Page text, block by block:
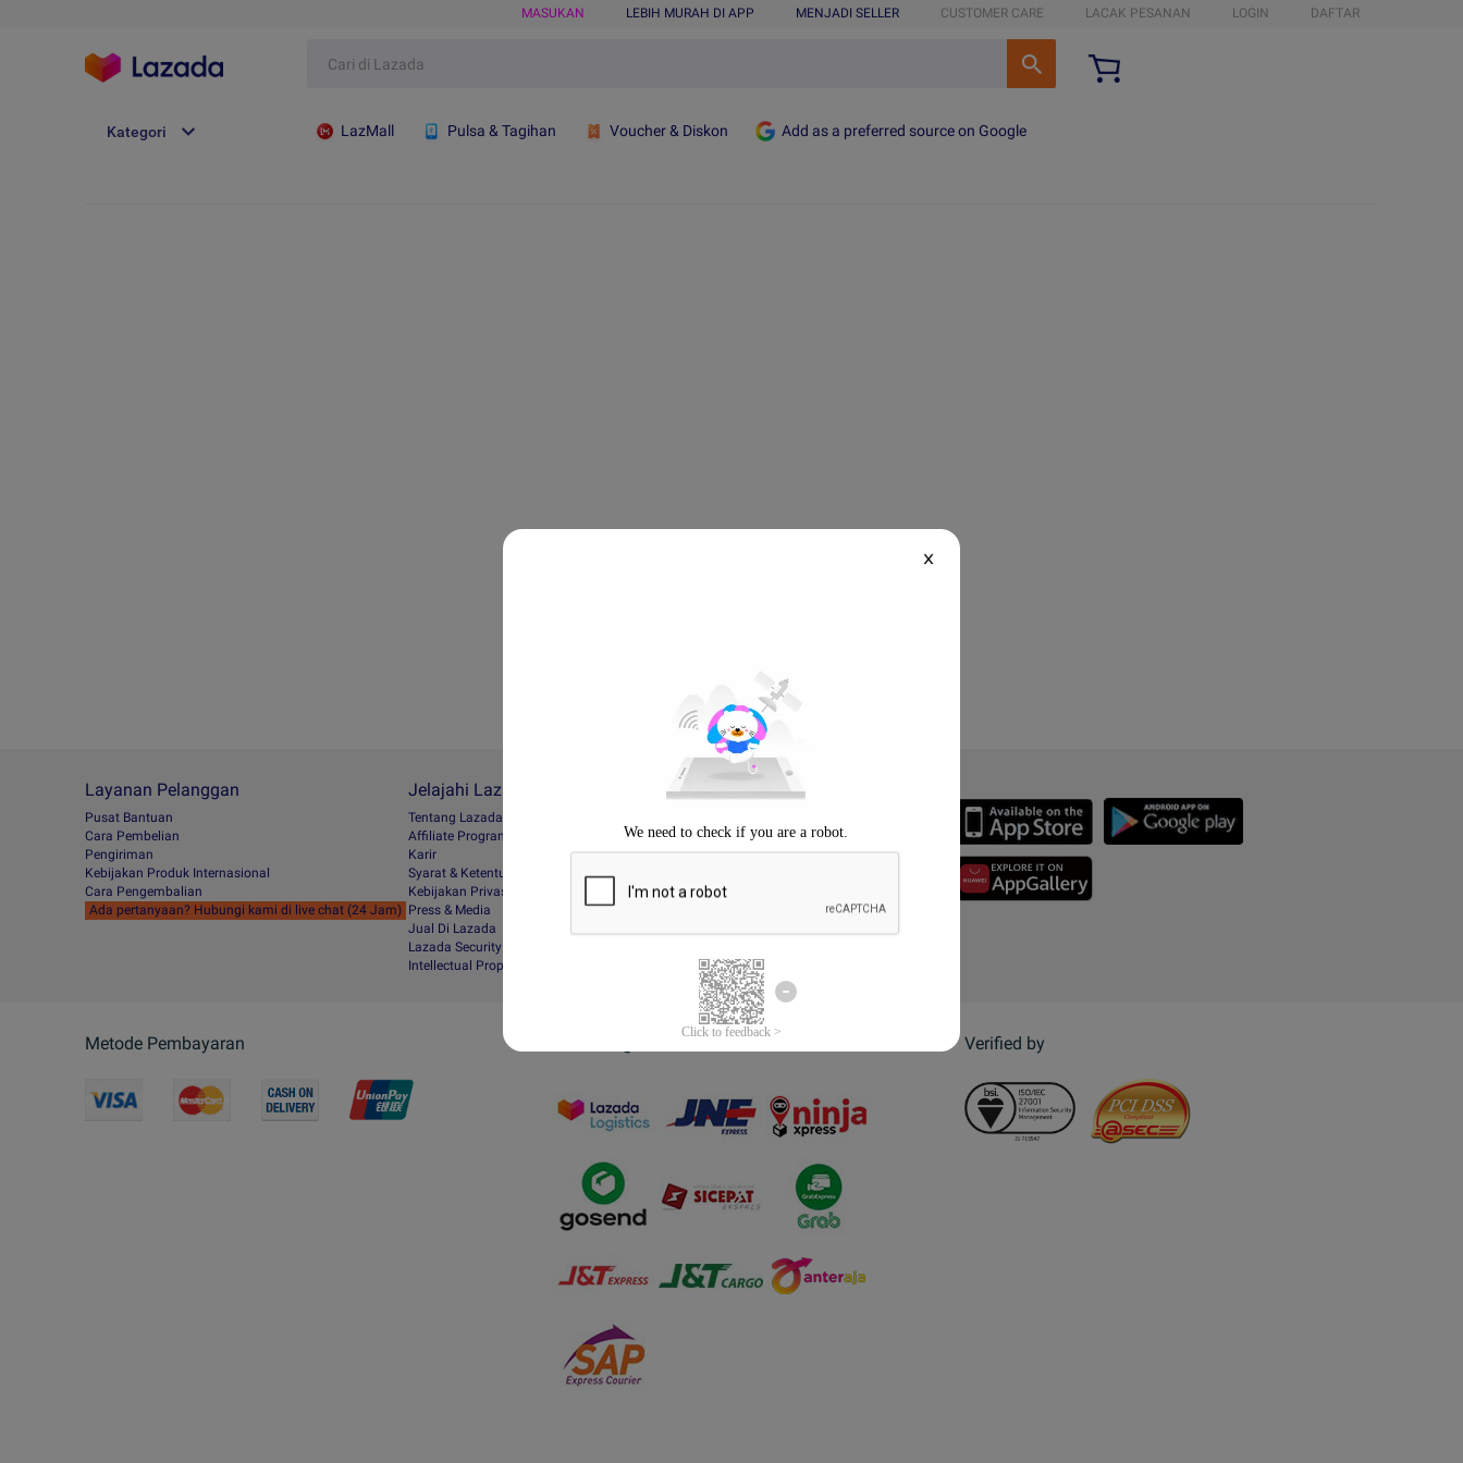
MASUKAN LEBIH MURAH DI APP MENJADI SELLER CUSTOMER CARE LACAK PESANAN LOGIN DAFTAR
Kategori LazMall Pulsa & Tagihan Voucher & Diskon Add as a preferred source on Google
Layanan Pelanggan
Pusat Bantuan
Cara Pembelian
Pengiriman
Kebijakan Produk Internasional
Cara Pengembalian
Ada pertanyaan? Hubungi kami di live chat (24 Jam)
Jelajahi Lazada
Tentang Lazada
Afﬁliate Program
Karir
Syarat & Ketentuan
Kebijakan Privasi
Press & Media
Jual Di Lazada
Lazada Security
Intellectual Property Protection
Download the App
Metode Pembayaran Verified by
X